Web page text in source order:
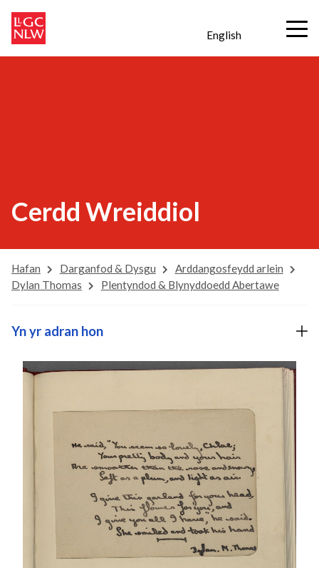
English
Cerdd Wreiddiol
Hafan Darganfod & Dysgu
Arddangosfeydd arlein
Dylan Thomas
Plentyndod & Blynyddoedd Abertawe
Yn yr adran hon